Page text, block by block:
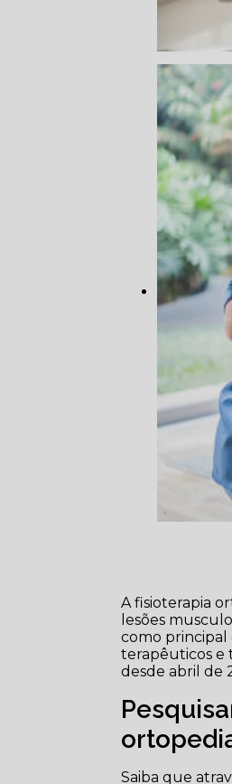
A fisioterapia
lesões
como principal
terapêuticos e
desde abril de
Saiba que